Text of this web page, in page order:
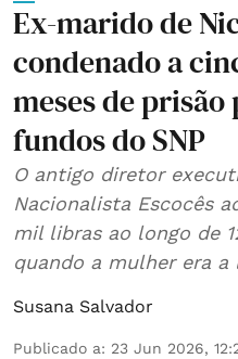
Ex-marido de
condenado a
meses de
fundos do SNP
O antigo diretor
Nacionalista Escocês
mil libras ao longo de
quando a mulher era a
Susana Salvador
Publicado a: 23 Jun 2026,